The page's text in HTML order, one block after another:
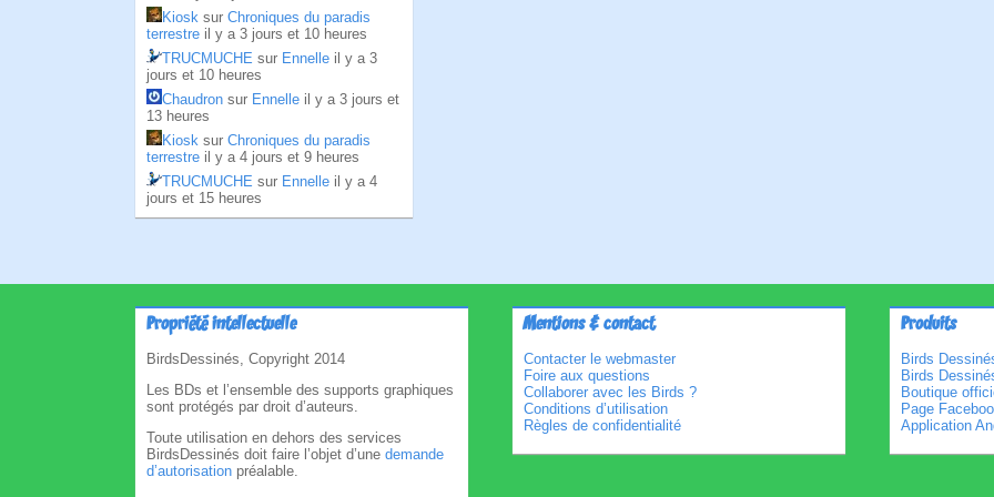
Kiosk sur Chroniques du paradis
terrestre il y a 3 jours et 10 heures
TRUCMUCHE sur Ennelle il y a 3
jours et 10 heures
Chaudron sur Ennelle il y a 3 jours et
13 heures
Kiosk sur Chroniques du paradis
terrestre il y a 4 jours et 9 heures
TRUCMUCHE sur Ennelle il y a 4
jours et 15 heures
Propriété intellectuelle
BirdsDessinés, Copyright 2014
Les BDs et l’ensemble des supports graphiques
sont protégés par droit d’auteurs.
Toute utilisation en dehors des services
BirdsDessinés doit faire l’objet d’une demande
d’autorisation préalable.
Mentions & contact
Contacter le webmaster
Foire aux questions
Collaborer avec les Birds ?
Conditions d’utilisation
Règles de confidentialité
Produits
Birds
Birds
Boutique
Page
Application